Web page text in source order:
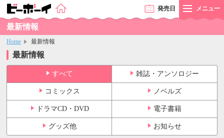
発売日 メニュー
最新情報
Home 最新情報
最新情報
すべて 雑誌・アンソロジー
コミックス ノベルズ
ドラマCD・DVD 電子書籍
グッズ他 お知らせ